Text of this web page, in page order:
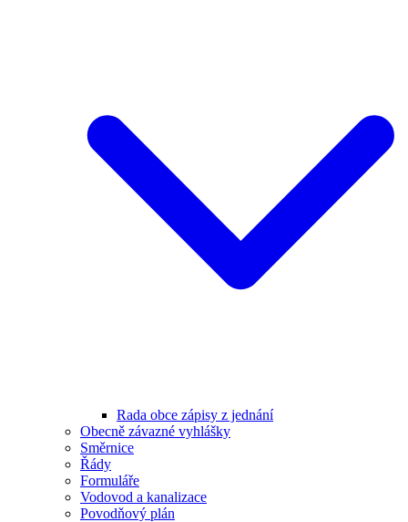
Rada obce zápisy z jednání
Obecně závazné vyhlášky
Směrnice
Řády
Formuláře
Vodovod a kanalizace
Povodňový plán